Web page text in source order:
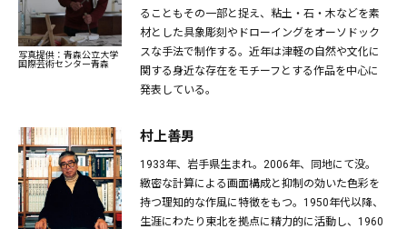
写真提供：青森公立大学
国際芸術センター青森
ることもその一部と捉え、粘土・石・木などを素
材とした具象彫刻やドローイングをオーソドック
スな手法で制作する。近年は津軽の自然や文化に
関する身近な存在をモチーフとする作品を中心に
発表している。
村上善男
1933年、岩手県生まれ。2006年、同地にて没。
緻密な計算による画面構成と抑制の効いた色彩を
持つ理知的な作風に特徴をもつ。1950年代以降、
生涯にわたり東北を拠点に精力的に活動し、1960